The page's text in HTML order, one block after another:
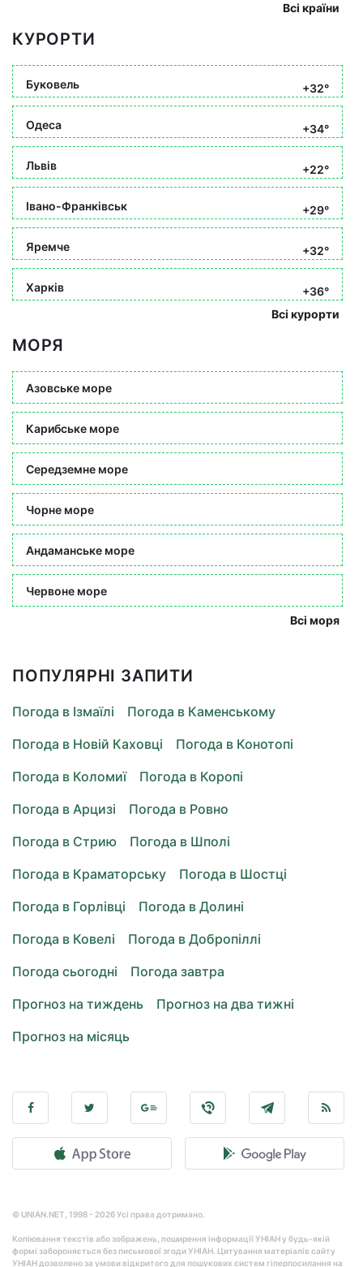
Всі країни
КУРОРТИ
Буковель +32°
Одеса +34°
Львів +22°
Івано-Франківськ +29°
Яремче +32°
Харків
+36°
Всі курорти
МОРЯ
Азовське море
Карибське море
Середземне море
Чорне море
Андаманське море
Червоне море
Всі моря
ПОПУЛЯРНІ ЗАПИТИ
Погода в Ізмаїлі
Погода в Каменському
Погода в Новій Каховці
Погода в Конотопі
Погода в Коломиї
Погода в Коропі
Погода в Арцизі
Погода в Ровно
Погода в Стрию
Погода в Шполі
Погода в Краматорську
Погода в Шостці
Погода в Горлівці
Погода в Долині
Погода в Ковелі
Погода в Добропіллі
Погода сьогодні
Погода завтра
Прогноз на тиждень
Прогноз на два тижні
Прогноз на місяць
© UNIAN.NET, 1998 - 2026 Усі права дотримано.
Копіювання текстів або зображень, поширення інформації УНІАН у будь-якій
формі забороняється без письмової згоди УНІАН. Цитування матеріалів сайту
УНІАН дозволено за умови відкритого для пошукових систем гіперпосилання на